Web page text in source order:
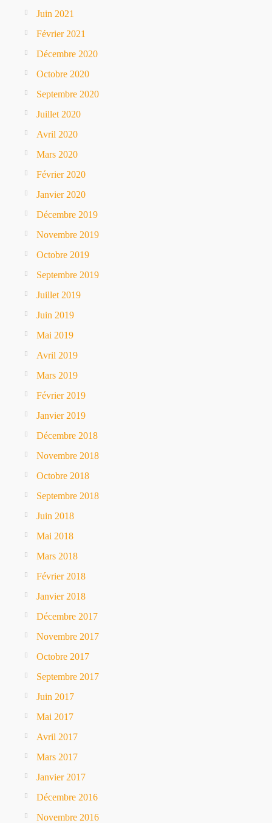
Juin 2021
Février 2021
Décembre 2020
Octobre 2020
Septembre 2020
Juillet 2020
Avril 2020
Mars 2020
Février 2020
Janvier 2020
Décembre 2019
Novembre 2019
Octobre 2019
Septembre 2019
Juillet 2019
Juin 2019
Mai 2019
Avril 2019
Mars 2019
Février 2019
Janvier 2019
Décembre 2018
Novembre 2018
Octobre 2018
Septembre 2018
Juin 2018
Mai 2018
Mars 2018
Février 2018
Janvier 2018
Décembre 2017
Novembre 2017
Octobre 2017
Septembre 2017
Juin 2017
Mai 2017
Avril 2017
Mars 2017
Janvier 2017
Décembre 2016
Novembre 2016